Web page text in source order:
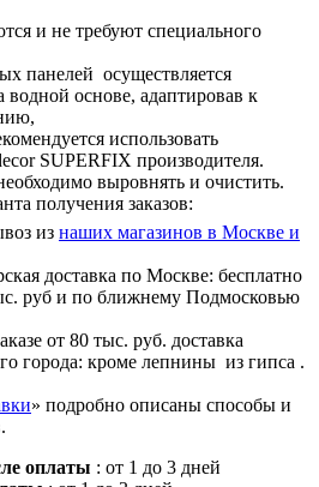
и не требуют специального
панелей осуществляется
основе, адаптировав к
использовать
SUPERFIX производителя.
выровнять и очистить.
получения заказов:
из наших магазинов в Москве и
доставка по Москве: бесплатно
руб и по ближнему Подмосковью
от 80 тыс. руб. доставка
города: кроме лепнины из гипса .
» подробно описаны способы и
оплаты : от 1 до 3 дней